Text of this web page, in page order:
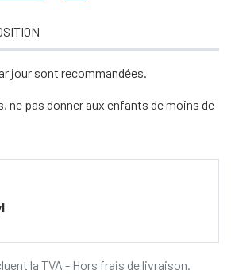
jour sont recommandées.
ne pas donner aux enfants de moins de
la TVA - Hors frais de livraison.